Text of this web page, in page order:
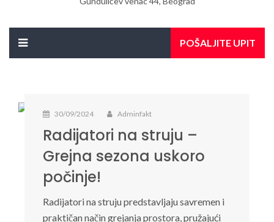
POŠALJITE UPIT
30/09/2024 Adminfakt
Radijatori na struju –
Grejna sezona uskoro
počinje!
Radijatori na struju predstavljaju savremen i
praktičan način grejanja prostora, pružajući